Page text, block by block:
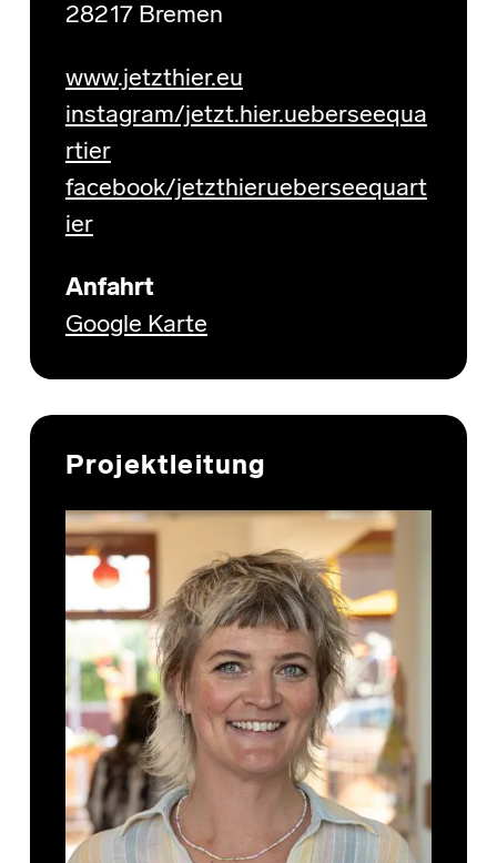
28217 Bremen
www.jetzthier.eu
instagram/jetzt.hier.ueberseequa
rtier
facebook/jetzthierueberseequart
ier
Anfahrt
Google Karte
Projektleitung